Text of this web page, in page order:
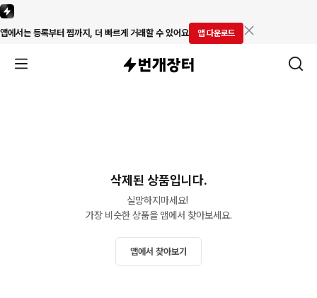
앱에서는 등록부터 찜까지, 더 빠르게 거래할 수 있어요 앱 다운로드
삭제된 상품입니다.
실망하지마세요!
가장 비슷한 상품을 앱에서 찾아보세요.
앱에서 찾아보기